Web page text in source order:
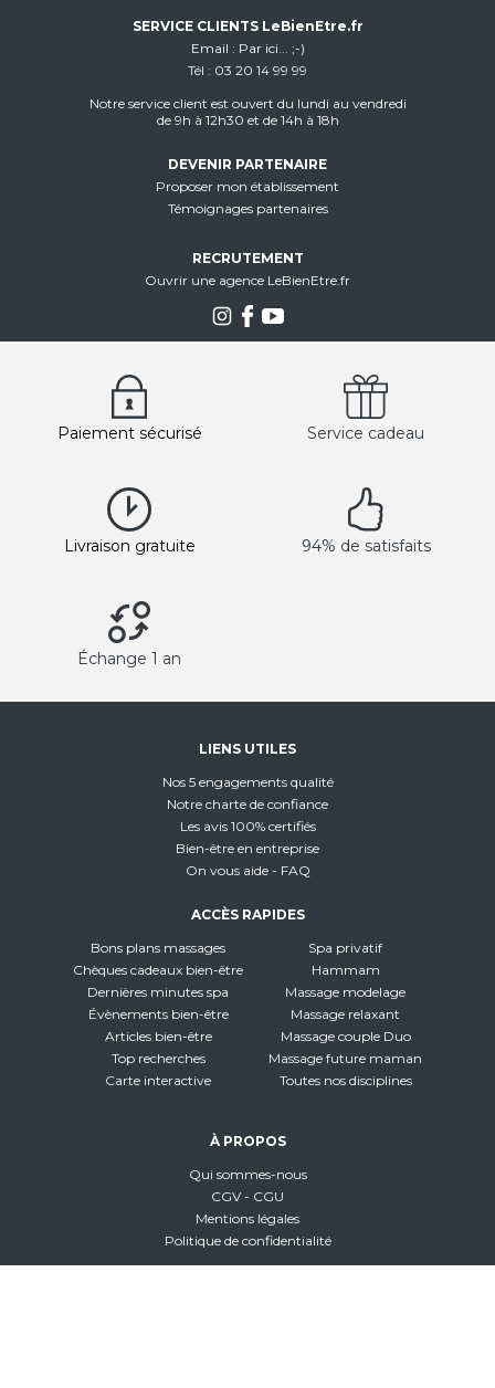
SERVICE CLIENTS LeBienEtre.fr
Email
Par ici... ;-)
Tél
03 20 14 99 99
Notre service client est ouvert du lundi au vendredi
de 9h à 12h30 et de 14h à 18h
DEVENIR PARTENAIRE
Proposer mon établissement
Témoignages partenaires
RECRUTEMENT
Ouvrir une agence LeBienEtre.fr
Paiement sécurisé Service cadeau
Livraison gratuite 94% de satisfaits
Échange 1 an
LIENS UTILES
Nos 5 engagements qualité
Notre charte de confiance
Les avis 100% certifiés
Bien-être en entreprise
On vous aide - FAQ
ACCÈS RAPIDES
Bons plans massages
Chèques cadeaux bien-être
Dernières minutes spa
Évènements bien-être
Articles bien-être
Top recherches
Carte interactive
Spa privatif
Hammam
Massage modelage
Massage relaxant
Massage couple Duo
Massage future maman
Toutes nos disciplines
À PROPOS
Qui sommes-nous
CGV - CGU
Mentions légales
Politique de confidentialité